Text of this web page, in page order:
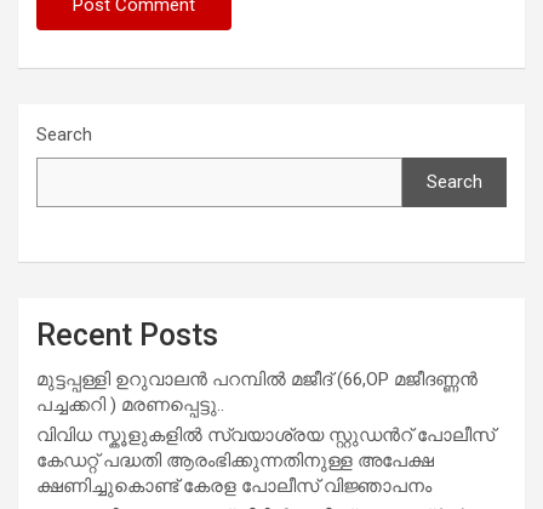
Search
Search
Recent Posts
മുട്ടപ്പള്ളി ഉറുവാലൻ പറമ്പിൽ മജീദ് (66,OP മജീദണ്ണൻ
പച്ചക്കറി ) മരണപ്പെട്ടു..
വിവിധ സ്കൂളുകളില്‍ സ്വയാശ്രയ സ്റ്റുഡന്‍റ് പോലീസ്
കേഡറ്റ് പദ്ധതി ആരംഭിക്കുന്നതിനുള്ള അപേക്ഷ
ക്ഷണിച്ചുകൊണ്ട് കേരള പോലീസ് വിജ്ഞാപനം